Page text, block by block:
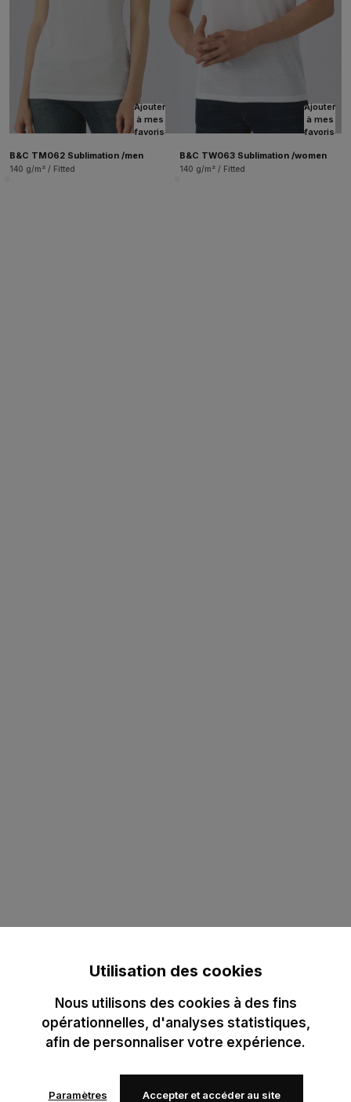
Ajouter
à mes
favoris
B&C TM062 Sublimation /men
140 g/m² / Fitted
Ajouter
à mes
favoris
B&C TW063 Sublimation /women
140 g/m² / Fitted
Utilisation des cookies
Nous utilisons des cookies à des fins
opérationnelles, d'analyses statistiques,
afin de personnaliser votre expérience.
Paramètres Accepter et accéder au site